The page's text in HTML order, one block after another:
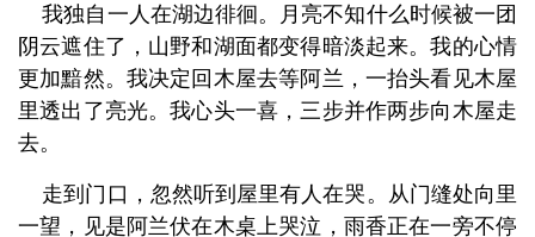
我独自一人在湖边徘徊。月亮不知什么时候被一团
阴云遮住了，山野和湖面都变得暗淡起来。我的心情
更加黯然。我决定回木屋去等阿兰，一抬头看见木屋
里透出了亮光。我心头一喜，三步并作两步向木屋走
去。
走到门口，忽然听到屋里有人在哭。从门缝处向里
一望，见是阿兰伏在木桌上哭泣，雨香正在一旁不停